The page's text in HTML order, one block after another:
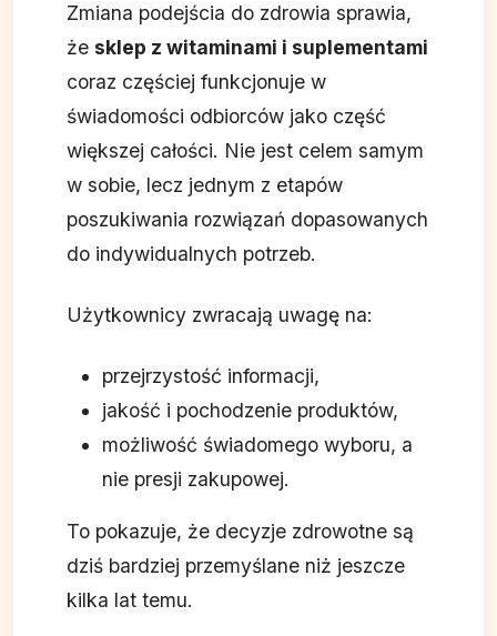
Zmiana podejścia do zdrowia sprawia,
że sklep z witaminami i suplementami
coraz częściej funkcjonuje w
świadomości odbiorców jako część
większej całości. Nie jest celem samym
w sobie, lecz jednym z etapów
poszukiwania rozwiązań dopasowanych
do indywidualnych potrzeb.
Użytkownicy zwracają uwagę na:
przejrzystość informacji,
jakość i pochodzenie produktów,
możliwość świadomego wyboru, a
nie presji zakupowej.
To pokazuje, że decyzje zdrowotne są
dziś bardziej przemyślane niż jeszcze
kilka lat temu.